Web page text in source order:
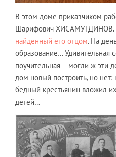
В этом доме приказчиком
Шарифович ХИСАМУТДИНОВ.
найденный его отцом. На
образование… Удивительная
поучительная – могли ж эти
дом новый построить, но нет:
бедный крестьянин вложил
детей…